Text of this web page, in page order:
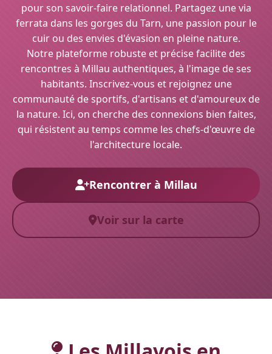
pour son savoir-faire relationnel. Partagez une via
ferrata dans les gorges du Tarn, une passion pour le
cuir ou des envies d'évasion en pleine nature.
Notre plateforme robuste et précise facilite des
rencontres à Millau authentiques, à l'image de ses
habitants. Inscrivez-vous et rejoignez une
communauté de sportifs, d'artisans et d'amoureux de
la nature. Ici, on cherche des connexions bien faites,
qui résistent au temps comme les chefs-d'œuvre de
l'architecture locale.
Rencontrer à Millau
Voir sur la carte